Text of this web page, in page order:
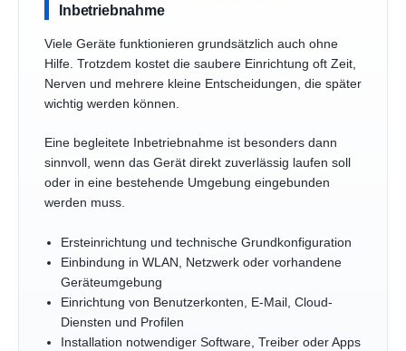
Inbetriebnahme
Viele Geräte funktionieren grundsätzlich auch ohne
Hilfe. Trotzdem kostet die saubere Einrichtung oft Zeit,
Nerven und mehrere kleine Entscheidungen, die später
wichtig werden können.
Eine begleitete Inbetriebnahme ist besonders dann
sinnvoll, wenn das Gerät direkt zuverlässig laufen soll
oder in eine bestehende Umgebung eingebunden
werden muss.
Ersteinrichtung und technische Grundkonfiguration
Einbindung in WLAN, Netzwerk oder vorhandene
Geräteumgebung
Einrichtung von Benutzerkonten, E-Mail, Cloud-
Diensten und Profilen
Installation notwendiger Software, Treiber oder Apps